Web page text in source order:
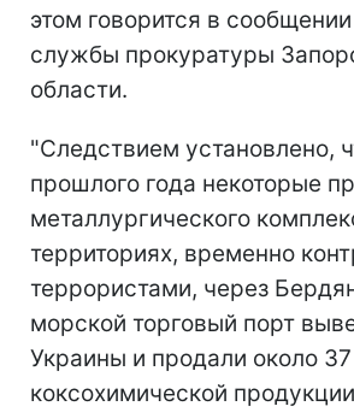
этом говорится в
службы прокуратуры
области.
"Следствием установлено,
прошлого года некоторые
металлургического
территориях, временно
террористами, через
морской торговый порт
Украины и продали около
коксохимической